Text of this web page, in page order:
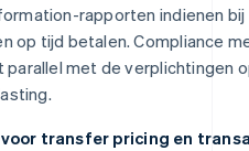
rapporten indienen bij
op tijd betalen. Compliance
met de verplichtingen
voor transfer pricing en